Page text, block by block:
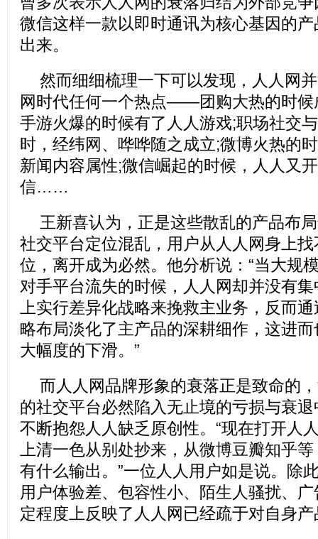
微信这样一款以即时通讯为核心基因的
出来。
然而细细梳理一下可以发现，人人网
网时代任何一个热点——团购大热的时候
手游火爆的时候有了人人游戏;职场社交
时，经纬网、哗哗随之成立;微博火热的
新闻内容属性;微信崛起的时候，人人又
信……
王新喜认为，正是这些散乱的产品布
社交平台定位混乱，用户从人人网身上
位，离开成为必然。他分析说：“当大规
对手平台流失的时候，人人网却并没有
上实行差异化战略来挽救主业务，反而
略布局淡化了主产品的深耕细作，这进
大幅度的下滑。”
而人人网品牌形象的衰落正是致命的
的社交平台必然陷入无止境的亏损与衰
不断抱怨人人缺乏原创性。“现在打开人
上清一色从别处抄来，从微博豆瓣知乎
有什么输出。”一位人人用户如是说。除
用户体验差、包容性小、陌生人骚扰、
定程度上反映了人人网已经疏于对自身